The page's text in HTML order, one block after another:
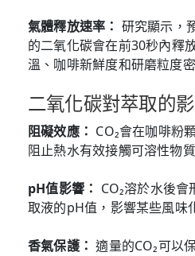
氣體釋放速率： 研究顯示，
的二氧化碳會在前30秒內釋
溫、咖啡新鮮度和研磨粒度
二氧化碳對萃取的
阻礙效應： CO₂會在咖啡粉
阻止熱水有效接觸可溶性物
pH值影響： CO₂溶於水後
取液的pH值，影響某些風味
香氣保護： 適量的CO₂可以